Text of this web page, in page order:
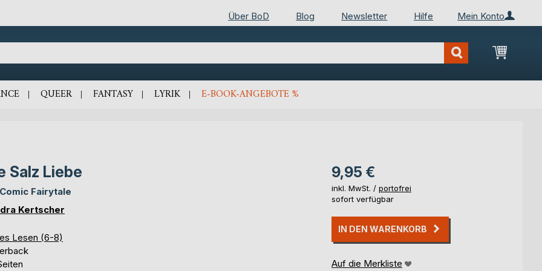
Mein Konto
Über BoD Blog Newsletter Hilfe
Mein
QUEER FANTASY LYRIK E-BOOK-ANGEBOTE %
Salz Liebe
Fairytale
Kertscher
Lesen (6-8)
9,95 €
inkl. MwSt. / portofrei
sofort verfügbar
IN DEN WARENKORB
Auf die Merkliste